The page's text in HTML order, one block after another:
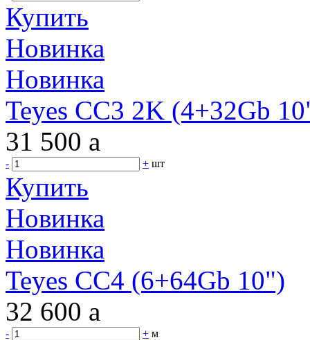
Купить
Новинка
Новинка
Teyes CC3 2K (4+32Gb
31 500 a
- + шт
Купить
Новинка
Новинка
Teyes CC4 (6+64Gb 10")
32 600 a
- + м